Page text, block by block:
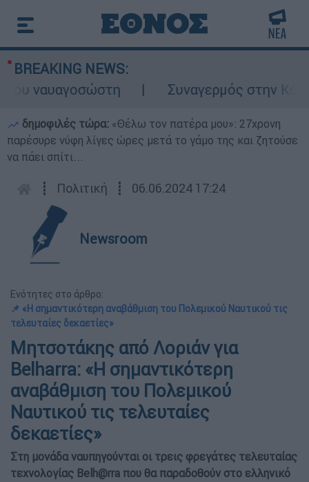
BREAKING NEWS:
ναυαγοσώστη
Συναγερμός στην
δημοφιλές τώρα: «Θέλω τον πατέρα μου»: 27χρονη
παρέσυρε νύφη λίγες ώρες μετά το γάμο της και ζητούσε
να πάει σπίτι...
┋ Πολιτική ┋ 06.06.2024 17:24
Newsroom
Ενότητες στο άρθρο:
📌 «Η σημαντικότερη αναβάθμιση του Πολεμικού Ναυτικού τις
τελευταίες δεκαετίες»
Μητσοτάκης από Λοριάν για
Belharra: «Η σημαντικότερη
αναβάθμιση του Πολεμικού
Ναυτικού τις τελευταίες
δεκαετίες»
Στη μονάδα ναυπηγούνται οι τρεις φρεγάτες τελευταίας
τεχνολογίας Belh@rra που θα παραδοθούν στο ελληνικό